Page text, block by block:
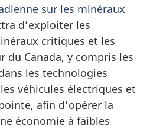
sur les minéraux
d’exploiter les
critiques et les
du Canada, y compris les
les technologies
véhicules électriques et
afin d’opérer la
économie à faibles